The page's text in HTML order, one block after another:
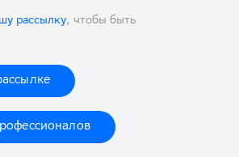
рассылку, чтобы быть